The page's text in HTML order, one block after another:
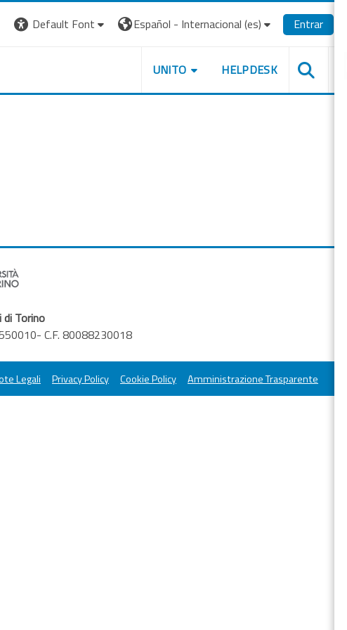
Default Font Español - Internacional ‎(es)‎ Entrar
UNITO HELPDESK
Torino
C.F. 80088230018
Legali Privacy Policy Cookie Policy Amministrazione Trasparente